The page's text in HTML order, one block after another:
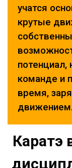
учатся
крутые
потенциал,
команде и
время,
Каратэ